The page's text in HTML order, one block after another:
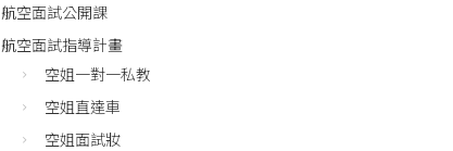
航空面試公開課
航空面試指導計畫
空姐一對一私教
空姐直達車
空姐面試妝